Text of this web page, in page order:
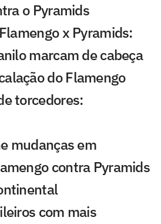
o Pyramids
x Pyramids:
marcam de cabeça
do Flamengo
torcedores:
mudanças em
contra Pyramids
com mais